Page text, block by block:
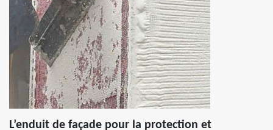
L’enduit de façade pour la protection et